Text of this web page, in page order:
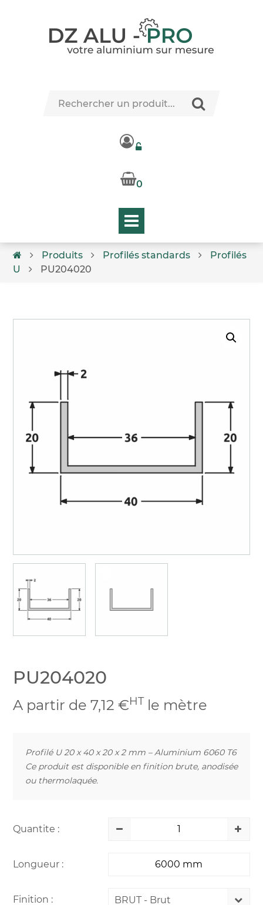
0
Produits Profilés standards
Profilés
U
PU204020
PU204020
A partir de 7,12 €HT le mètre
Profilé U 20 x 40 x 20 x 2 mm – Aluminium 6060 T6
Ce produit est disponible en finition brute, anodisée
ou thermolaquée.
Quantite :
Longueur :
Finition : BRUT - Brut